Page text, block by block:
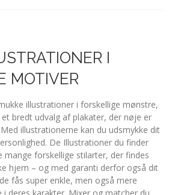
I
MOTIVER
illustrationer i forskellige mønstre,
bredt udvalg af plakater, der nøje er
illustrationerne kan du udsmykke dit
De Illustrationer du finder
mange forskellige stilarter, der findes
hjem – og med garanti derfor også dit
fås super enkle, men også mere
deres karakter. Mixer og matcher du